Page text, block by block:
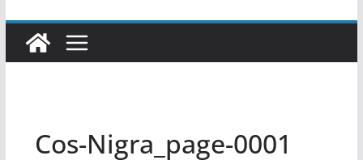
Cos-Nigra_page-0001